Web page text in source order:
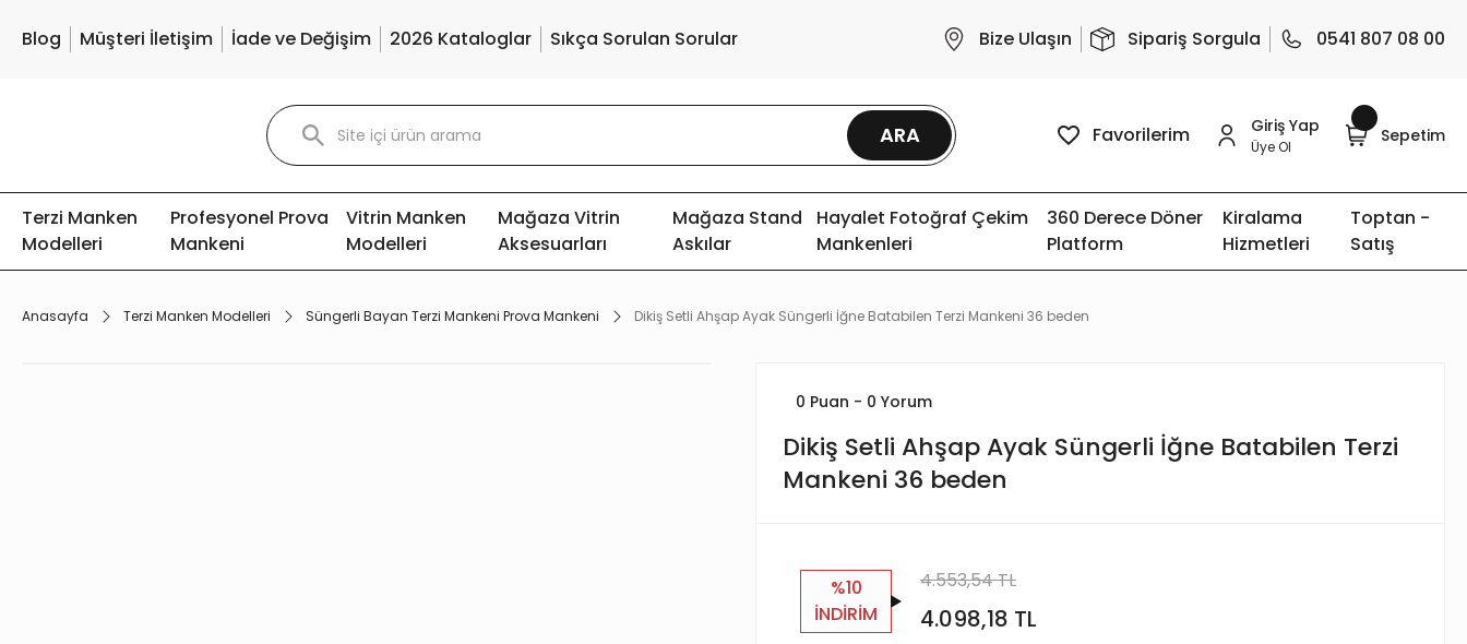
Blog Müşteri İletişim İade ve Değişim 2026 Kataloglar Sıkça Sorulan Sorular Bize Ulaşın Sipariş Sorgula 0541 807 08 00
ARA Favorilerim Giriş Yap
Üye Ol
Sepetim
Terzi Manken
Modelleri
Profesyonel Prova
Mankeni
Vitrin Manken
Modelleri
Mağaza Vitrin
Aksesuarları
Mağaza Stand
Askılar
Hayalet Fotoğraf Çekim
Mankenleri
360 Derece Döner
Platform
Kiralama
Hizmetleri
Toptan -
Satış
Anasayfa Terzi Manken Modelleri Süngerli Bayan Terzi Mankeni Prova Mankeni Dikiş Setli Ahşap Ayak Süngerli İğne Batabilen Terzi Mankeni 36 beden
0 Puan - 0 Yorum
Dikiş Setli Ahşap Ayak Süngerli İğne Batabilen Terzi
Mankeni 36 beden
%10
İNDİRİM
4.553,54 TL
4.098,18 TL